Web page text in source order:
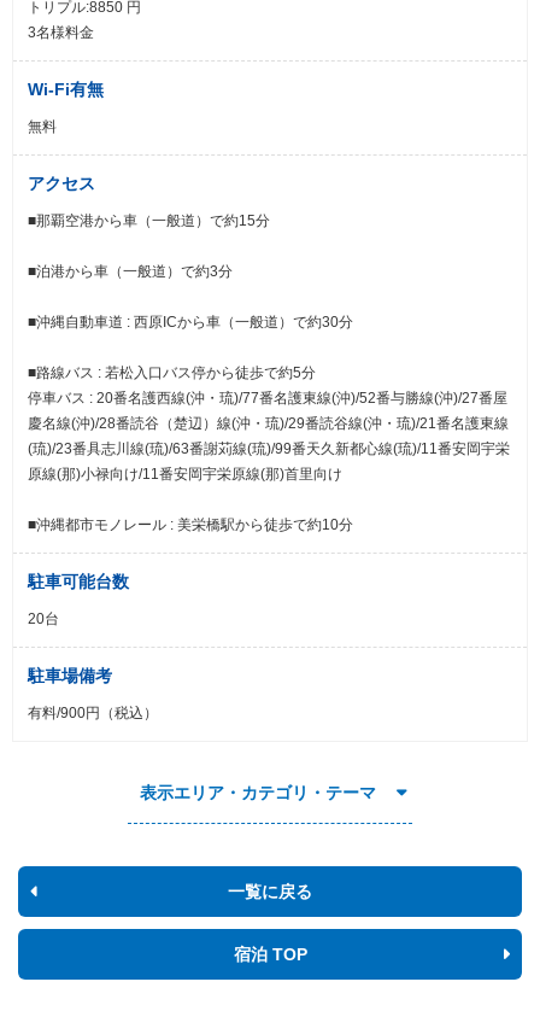
トリプル:8850 円
3名様料金
Wi-Fi有無
無料
アクセス
■那覇空港から車（一般道）で約15分
■泊港から車（一般道）で約3分
■沖縄自動車道 : 西原ICから車（一般道）で約30分
■路線バス : 若松入口バス停から徒歩で約5分
停車バス : 20番名護西線(沖・琉)/77番名護東線(沖)/52番与勝線(沖)/27番屋
慶名線(沖)/28番読谷（楚辺）線(沖・琉)/29番読谷線(沖・琉)/21番名護東線
(琉)/23番具志川線(琉)/63番謝苅線(琉)/99番天久新都心線(琉)/11番安岡宇栄
原線(那)小禄向け/11番安岡宇栄原線(那)首里向け
■沖縄都市モノレール : 美栄橋駅から徒歩で約10分
駐車可能台数
20台
駐車場備考
有料/900円（税込）
表示エリア・カテゴリ・テーマ
一覧に戻る
宿泊 TOP